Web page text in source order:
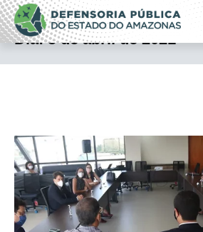
Pular
para
o
conteúdo
Defensoria Pública do
Amazonas
Dia:5 de abril de 2021